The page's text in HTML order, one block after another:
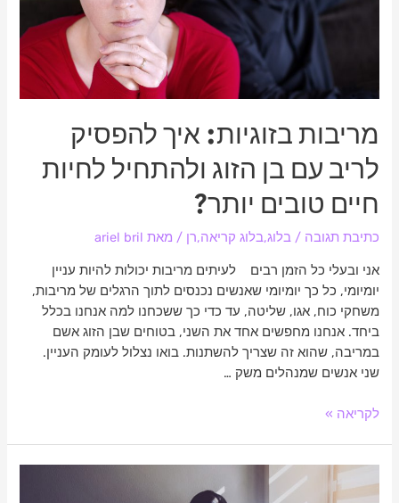
מריבות בזוגיות: איך להפסיק
לריב עם בן הזוג ולהתחיל לחיות
חיים טובים יותר?
כתיבת תגובה /בלוג,בלוג קריאה,רן / מאת ariel bril
אני ובעלי כל הזמן רבים לעיתים מריבות יכולות להיות עניין
יומיומי, כל כך יומיומי שאנשים נכנסים לתוך הרגלים של מריבות,
משחקי כוח, אגו, שליטה, עד כדי כך ששכחנו למה אנחנו בכלל
ביחד. אנחנו מחפשים אחד את השני, בטוחים שבן הזוג אשם
במריבה, שהוא זה שצריך להשתנות. בואו נצלול לעומק העניין.
שני אנשים שמנהלים משק …
טובים
לקריאה »
בעלי
מקלל